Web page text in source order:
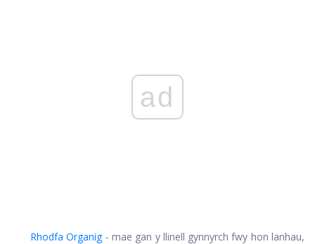
ad
Rhodfa Organig- mae gan y llinell gynnyrch fwy hon lanhau,